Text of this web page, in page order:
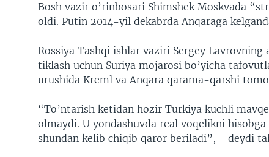
Bosh vazir o’rinbosari Shimshek Moskvada
oldi. Putin 2014-yil dekabrda Anqaraga
Rossiya Tashqi ishlar vaziri Sergey
tiklash uchun Suriya mojarosi bo’yicha
urushida Kreml va Anqara qarama-qarshi
“To’ntarish ketidan hozir Turkiya kuchli
olmaydi. U yondashuvda real voqelikni
shundan kelib chiqib qaror beriladi”, - deydi